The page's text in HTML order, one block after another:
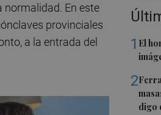
1 El
2
digo
normalidad. En este
provinciales
a la entrada del